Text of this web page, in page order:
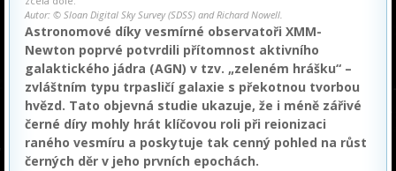
Autor: © Sloan Digital Sky Survey (SDSS) and Richard Nowell.
Astronomové díky vesmírné observatoři XMM-
Newton poprvé potvrdili přítomnost aktivního
galaktického jádra (AGN) v tzv. „zeleném hrášku“ –
zvláštním typu trpasličí galaxie s překotnou tvorbou
hvězd. Tato objevná studie ukazuje, že i méně zářivé
černé díry mohly hrát klíčovou roli při reionizaci
raného vesmíru a poskytuje tak cenný pohled na růst
černých děr v jeho prvních epochách.